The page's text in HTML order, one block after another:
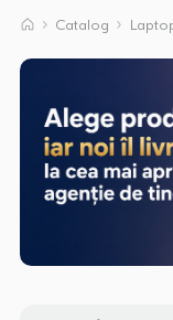
Catalog